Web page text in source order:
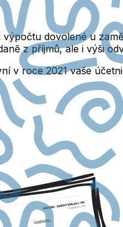
dovolené u
z příjmů, ale i výši
v roce 2021 vaše